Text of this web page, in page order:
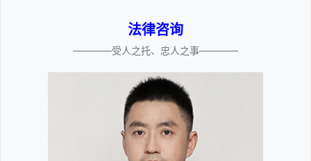
法律咨询
————受人之托、忠人之事————